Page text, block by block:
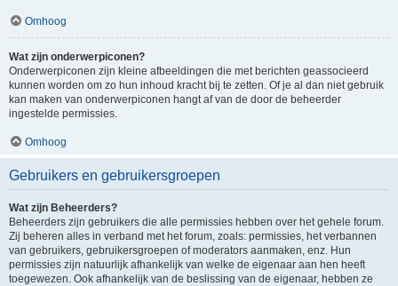
Omhoog
Wat zijn onderwerpiconen?
Onderwerpiconen zijn kleine afbeeldingen die met berichten geassocieerd
kunnen worden om zo hun inhoud kracht bij te zetten. Of je al dan niet gebruik
kan maken van onderwerpiconen hangt af van de door de beheerder
ingestelde permissies.
Omhoog
Gebruikers en gebruikersgroepen
Wat zijn Beheerders?
Beheerders zijn gebruikers die alle permissies hebben over het gehele forum.
Zij beheren alles in verband met het forum, zoals: permissies, het verbannen
van gebruikers, gebruikersgroepen of moderators aanmaken, enz. Hun
permissies zijn natuurlijk afhankelijk van welke de eigenaar aan hen heeft
toegewezen. Ook afhankelijk van de beslissing van de eigenaar, hebben ze